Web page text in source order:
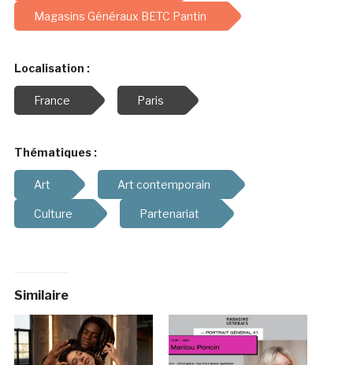
Magasins Généraux BETC Pantin
Localisation :
France Paris
Thématiques :
Art Art contemporain
Culture Partenariat
Similaire